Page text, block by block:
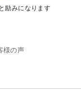
励みになります
様の声